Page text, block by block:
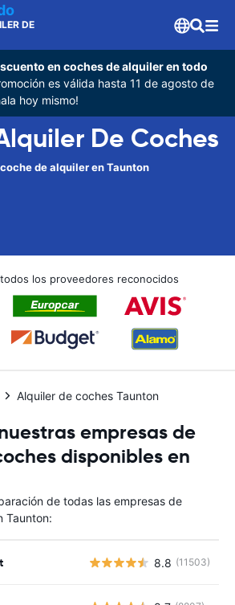
DE
en coches de alquiler en todo
es válida hasta 11 de agosto de
hoy mismo!
De Coches
de alquiler en Taunton
los proveedores reconocidos
Alquiler de coches Taunton
empresas de
disponibles en
de todas las empresas de
Taunton:
8.8 (11503)